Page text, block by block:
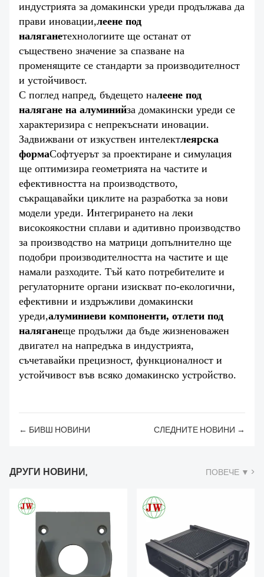
индустрията за домакински уреди продължава да
прави иновации,леене под
наляганетехнологиите ще останат от
съществено значение за спазване на
променящите се стандарти за производителност
и устойчивост.
С поглед напред, бъдещето налеене под
налягане на алуминийза домакински уреди се
характеризира с непрекъснати иновации.
Задвижвани от изкуствен интелектлеярска
формаСофтуерът за проектиране и симулация
ще оптимизира геометрията на частите и
ефективността на производството,
съкращавайки циклите на разработка за нови
модели уреди. Интегрирането на леки
високоякостни сплави и адитивно производство
за производство на матрици допълнително ще
подобри производителността на частите и ще
намали разходите. Тъй като потребителите и
регулаторните органи изискват по-екологични,
ефективни и издръжливи домакински
уреди,алуминиеви компоненти, отлети под
наляганеще продължи да бъде жизненоважен
двигател на напредъка в индустрията,
съчетавайки прецизност, функционалност и
устойчивост във всяко домакинско устройство.
← БИВШ НОВИНИ СЛЕДНИТЕ НОВИНИ →
ДРУГИ НОВИНИ, ПОВЕЧЕ ▼ >